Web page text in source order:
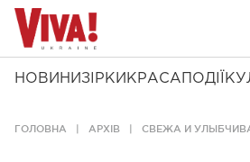
НОВИНИ ЗІРКИ КРАСА ПОДІЇ
ГОЛОВНА АРХІВ СВЕЖА И